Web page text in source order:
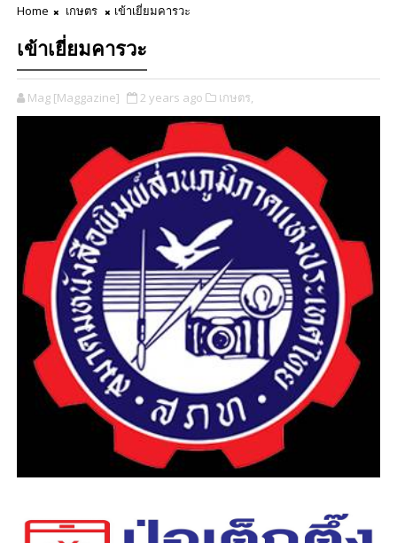
Home เกษตร เข้าเยี่ยมคารวะ
เข้าเยี่ยมคารวะ
Mag [Maggazine] 2 years ago เกษตร,